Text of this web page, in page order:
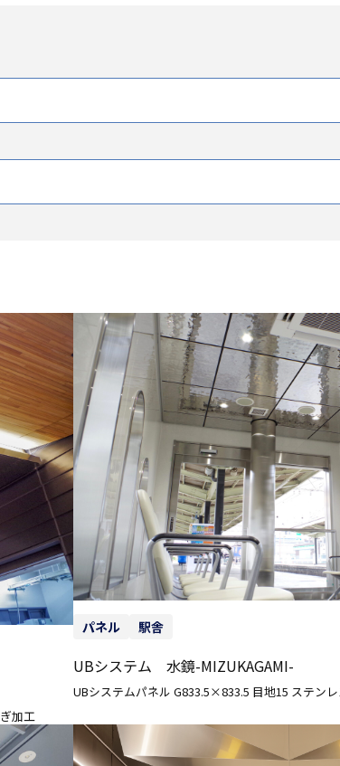
加工
パネル 駅舎
UBシステム 水鏡-MIZUKAGAMI-
UBシステムパネル G833.5×833.5 目地15 ステン